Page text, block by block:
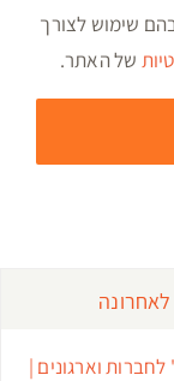
שימוש לצורך
של האתר.
לאחרונה
וארגונים |